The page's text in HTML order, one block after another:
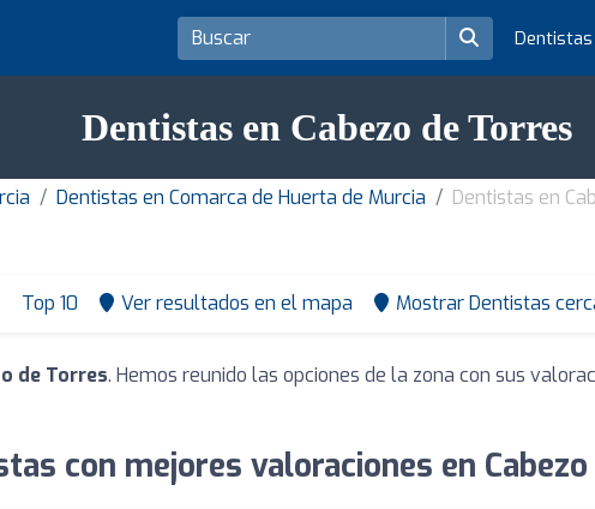
Dentistas
Dentistas en Cabezo de Torres
Dentistas en Comarca de Huerta de Murcia Dentistas en
Top 10 Ver resultados en el mapa Mostrar Dentistas
de Torres. Hemos reunido las opciones de la zona con sus
con mejores valoraciones en